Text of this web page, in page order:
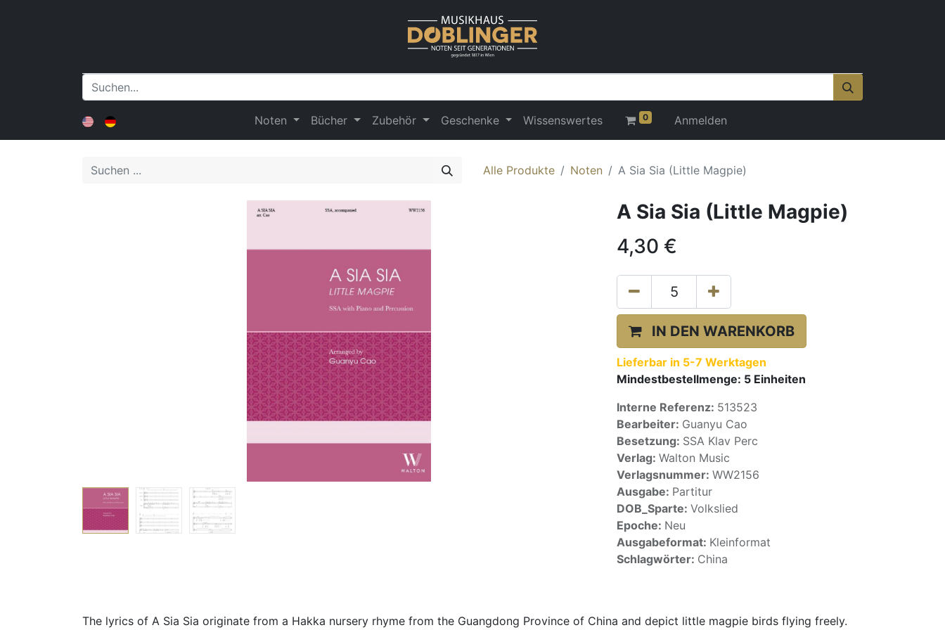
Noten Bücher Zubehör Geschenke Wissenswertes 0 Anmelden
Alle Produkte Noten A Sia Sia (Little Magpie)
A Sia Sia (Little Magpie)
4,30 €
IN DEN WARENKORB
Lieferbar in 5-7 Werktagen
Mindestbestellmenge: 5 Einheiten
Interne Referenz: 513523
Bearbeiter: Guanyu Cao
Besetzung: SSA Klav Perc
Verlag: Walton Music
Verlagsnummer: WW2156
Ausgabe: Partitur
DOB_Sparte: Volkslied
Epoche: Neu
Ausgabeformat: Kleinformat
Schlagwörter: China
The lyrics of A Sia Sia originate from a Hakka nursery rhyme from the Guangdong Province of China and depict little magpie birds flying freely.